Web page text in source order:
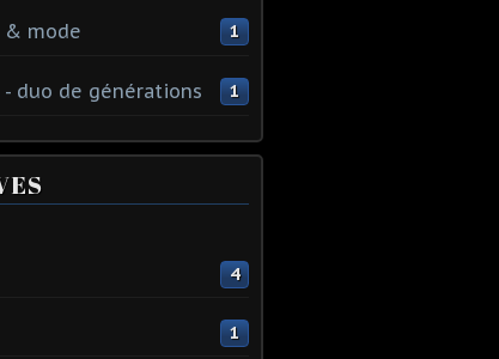
mode 1
duo de générations 1
4
1